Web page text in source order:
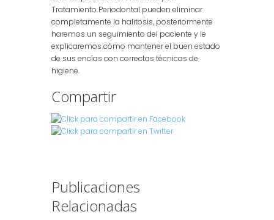
Tratamiento Periodontal pueden eliminar
completamente la halitosis, posteriormente
haremos un seguimiento del paciente y le
explicaremos cómo mantener el buen estado
de sus encías con correctas técnicas de
higiene.
Compartir
Publicaciones
Relacionadas